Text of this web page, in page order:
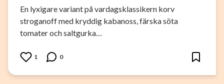
En lyxigare variant på vardagsklassikern korv
stroganoff med kryddig kabanoss, färska söta
tomater och saltgurka…
1 0